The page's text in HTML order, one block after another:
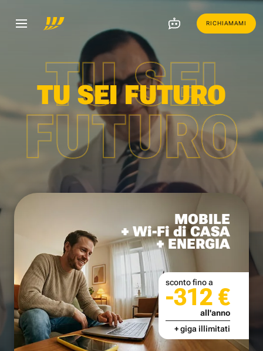
RICHIAMAMI
TU SEI
FUTURO
TU SEI FUTURO
MOBILE
+ Wi-Fi di CASA
+ ENERGIA
sconto fino a
-312 €
all'anno
+ giga illimitati